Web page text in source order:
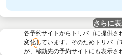
さらに
各予約サイトからトリバゴに提供さ
変化しています。そのためトリバゴ
が、移動先の予約サイトにも表示さ